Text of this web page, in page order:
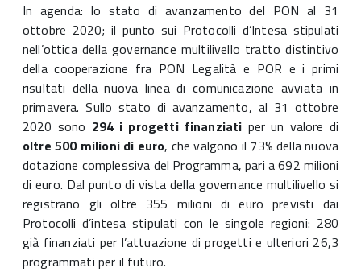
In agenda: lo stato di avanzamento del PON al 31
ottobre 2020; il punto sui Protocolli d’Intesa stipulati
nell’ottica della governance multilivello tratto distintivo
della cooperazione fra PON Legalità e POR e i primi
risultati della nuova linea di comunicazione avviata in
primavera. Sullo stato di avanzamento, al 31 ottobre
2020 sono 294 i progetti finanziati per un valore di
oltre 500 milioni di euro, che valgono il 73% della nuova
dotazione complessiva del Programma, pari a 692 milioni
di euro. Dal punto di vista della governance multilivello si
registrano gli oltre 355 milioni di euro previsti dai
Protocolli d’intesa stipulati con le singole regioni: 280
già finanziati per l’attuazione di progetti e ulteriori 26,3
programmati per il futuro.